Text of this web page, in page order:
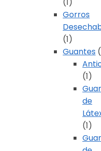
(1)
Gorros
(1)
Guantes
(1)
de
(1)